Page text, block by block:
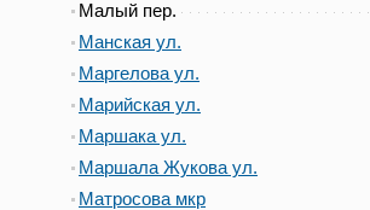
Малый пер.
Манская ул.
Маргелова ул.
Марийская ул.
Маршака ул.
Маршала Жукова ул.
Матросова мкр